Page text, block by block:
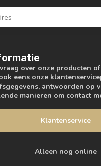
over onze producten
eens onze
antwoorden op
manieren om contact
Klantenservice
Alleen nog online